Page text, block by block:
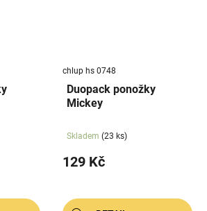
chlup hs 0748
Duopack ponožky
Mickey
Skladem (23 ks)
129 Kč